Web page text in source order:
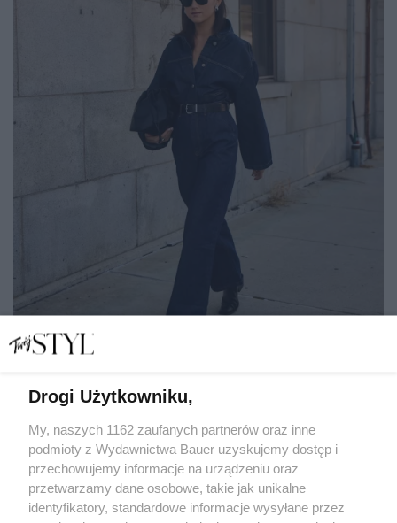
na jesień
MAGDALENA TOKARCZYK
STREET STYLE
Drogi Użytkowniku,
My, naszych 1162 zaufanych partnerów oraz inne
podmioty z Wydawnictwa Bauer uzyskujemy dostęp i
przechowujemy informacje na urządzeniu oraz
przetwarzamy dane osobowe, takie jak unikalne
identyfikatory, standardowe informacje wysyłane przez